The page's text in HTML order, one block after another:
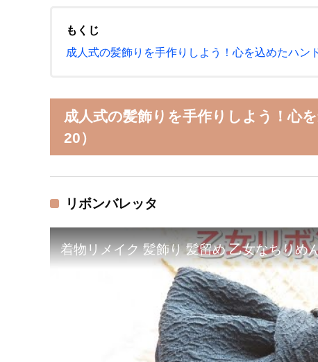
もくじ
成人式の髪飾りを手作りしよう！心を込めたハン
成人式の髪飾りを手作りしよう！心
20）
リボンバレッタ
着物リメイク 髪飾り 髪留め 乙女なちりめ